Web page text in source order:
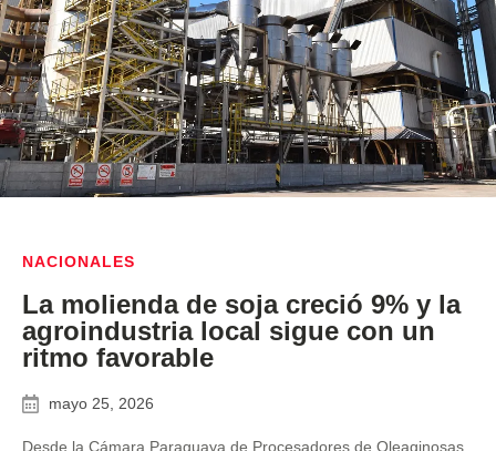
NACIONALES
La molienda de soja creció 9% y la
agroindustria local sigue con un
ritmo favorable
mayo 25, 2026
Desde la Cámara Paraguaya de Procesadores de Oleaginosas